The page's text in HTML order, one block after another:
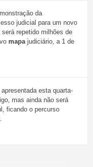
da
judicial para um novo
repetido milhões de
mapajudiciário, a 1 de
esta quarta-
mas ainda não será
ficando o percurso
.